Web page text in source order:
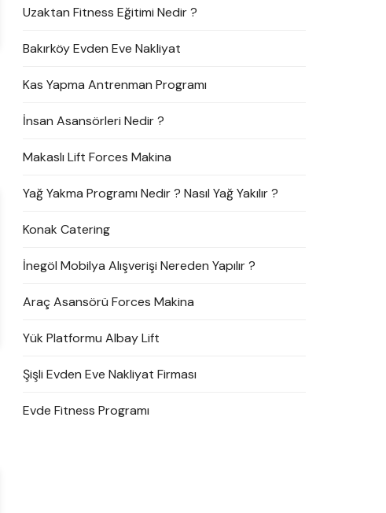
Uzaktan Fitness Eğitimi Nedir ?
Bakırköy Evden Eve Nakliyat
Kas Yapma Antrenman Programı
İnsan Asansörleri Nedir ?
Makaslı Lift Forces Makina
Yağ Yakma Programı Nedir ? Nasıl Yağ Yakılır ?
Konak Catering
İnegöl Mobilya Alışverişi Nereden Yapılır ?
Araç Asansörü Forces Makina
Yük Platformu Albay Lift
Şişli Evden Eve Nakliyat Firması
Evde Fitness Programı